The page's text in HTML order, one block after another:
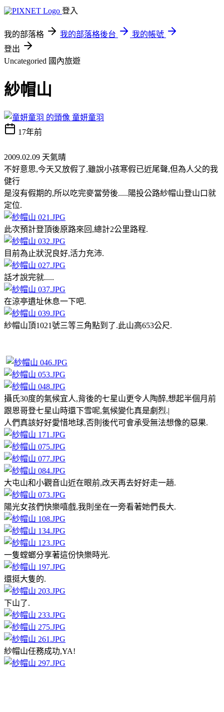
登入
我的部落格 我的部落格後台
我的帳號
登出
Uncategoried 國內旅遊
紗帽山
童妍童羽
17年前
2009.02.09 天氣晴
不好意思,今天又放假了,雖說小孩寒假已近尾聲,但為人父的我
健行
是沒有假期的,所以吃完麥當勞後.....陽投公路紗帽山登山口就
定位.
此次預計登頂後原路來回,總計2公里路程.
目前為止狀況良好,活力充沛.
話才說完就.....
在涼亭遺址休息一下吧.
紗帽山頂1021號三等三角點到了.此山高653公尺.
攝氏30度的氣候宜人,背後的七星山更令人陶醉,想起半個月前
跟恩哥登七星山時還下雪呢,氣候變化真是劇烈.|
人們真該好好愛惜地球,否則後代可會承受無法想像的惡果.
大屯山和小觀音山近在眼前,改天再去好好走一趟.
陽光女孩們快樂嘻戲,我則坐在一旁看著她們長大.
一隻螳螂分享著這份快樂時光.
還挺大隻的.
下山了.
紗帽山任務成功,YA!